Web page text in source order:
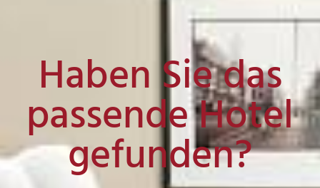
Haben Sie das
passende Hotel
gefunden?